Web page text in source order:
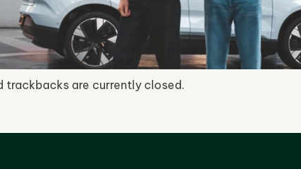
trackbacks are currently closed.